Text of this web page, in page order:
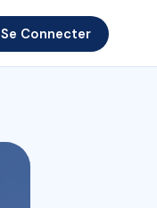
Se Connecter